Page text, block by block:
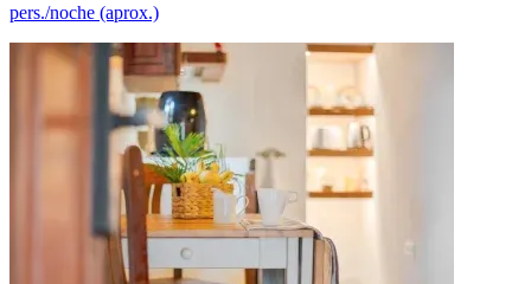
pers./noche (aprox.)